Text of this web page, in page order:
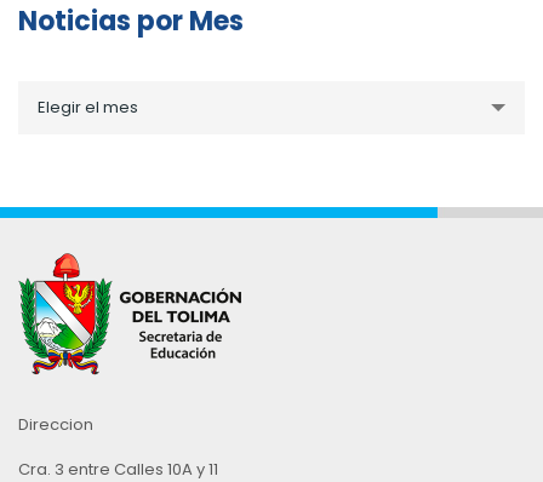
Noticias por Mes
porElegir el mes
Direccion
Cra. 3 entre Calles 10A y 11